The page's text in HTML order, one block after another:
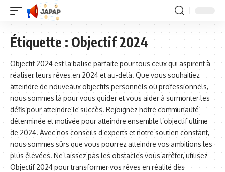
Étiquette :Objectif 2024
Objectif 2024 est la balise parfaite pour tous ceux qui aspirent à
réaliser leurs rêves en 2024 et au-delà. Que vous souhaitiez
atteindre de nouveaux objectifs personnels ou professionnels,
nous sommes là pour vous guider et vous aider à surmonter les
défis pour atteindre le succès. Rejoignez notre communauté
déterminée et motivée pour atteindre ensemble l’objectif ultime
de 2024. Avec nos conseils d’experts et notre soutien constant,
nous sommes sûrs que vous pourrez atteindre vos ambitions les
plus élevées. Ne laissez pas les obstacles vous arrêter, utilisez
Objectif 2024 pour transformer vos rêves en réalité dès